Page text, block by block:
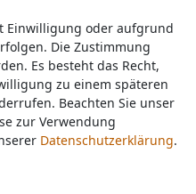
Rückruf?
Einwilligung oder aufgrund
Die Zustimmung
Es besteht das Recht,
zu einem späteren
Beachten Sie unser
zur Verwendung
Daten­schutz­erklärung.
Einwilligung oder aufgrund
Die Zustimmung
Es besteht das Recht,
zu einem späteren
Beachten Sie unser
zur Verwendung
Daten­schutz­erklärung.